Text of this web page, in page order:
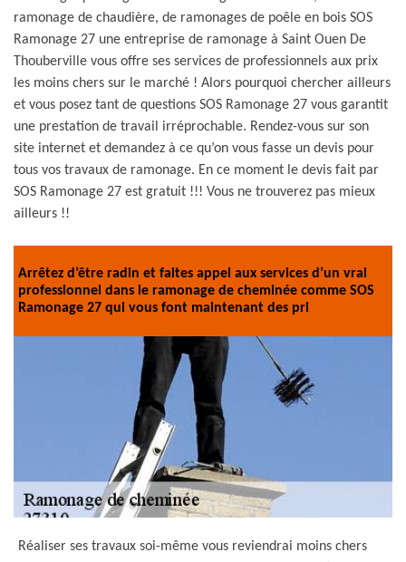
ramonage de chaudière, de ramonages de poêle en bois SOS
Ramonage 27 une entreprise de ramonage à Saint Ouen De
Thouberville vous offre ses services de professionnels aux prix
les moins chers sur le marché ! Alors pourquoi chercher ailleurs
et vous posez tant de questions SOS Ramonage 27 vous garantit
une prestation de travail irréprochable. Rendez-vous sur son
site internet et demandez à ce qu’on vous fasse un devis pour
tous vos travaux de ramonage. En ce moment le devis fait par
SOS Ramonage 27 est gratuit !!! Vous ne trouverez pas mieux
ailleurs !!
Arrêtez d’être radin et faites appel aux services d’un vrai
professionnel dans le ramonage de cheminée comme SOS
Ramonage 27 qui vous font maintenant des pri
Réaliser ses travaux soi-même vous reviendrai moins chers